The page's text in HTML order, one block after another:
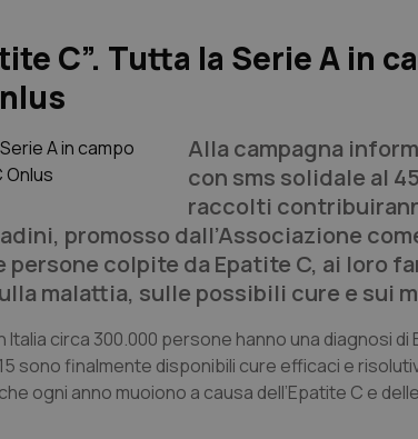
C”. Tutta la Serie A in
Alla campagna
con sms solidale al
raccolti
promosso dall’Associazione
persone colpite da Epatite C, ai loro
malattia, sulle possibili cure e sui
circa 300.000 persone hanno una diagnosi di
sono finalmente disponibili cure efficaci e
ogni anno muoiono a causa dell’Epatite C e